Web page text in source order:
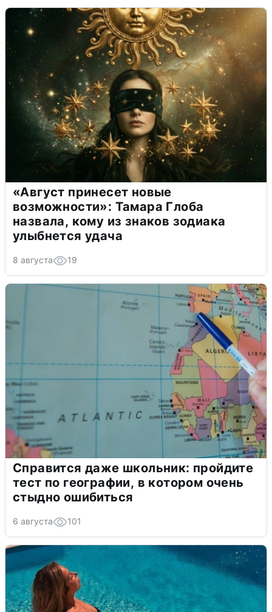
«Август принесет новые
возможности»: Тамара Глоба
назвала, кому из знаков зодиака
улыбнется удача
8 августа 19
Справится даже школьник: пройдите
тест по географии, в котором очень
стыдно ошибиться
6 августа 101